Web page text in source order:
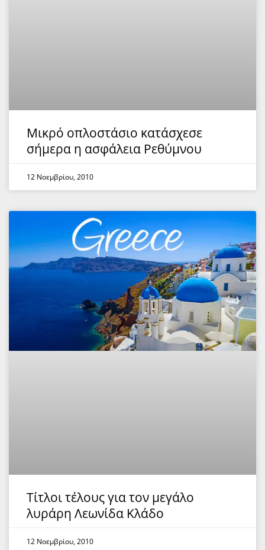
Μικρό οπλοστάσιο κατάσχεσε
σήμερα η ασφάλεια Ρεθύμνου
12 Νοεμβρίου, 2010
Τίτλοι τέλους για τον μεγάλο
λυράρη Λεωνίδα Κλάδο
12 Νοεμβρίου, 2010